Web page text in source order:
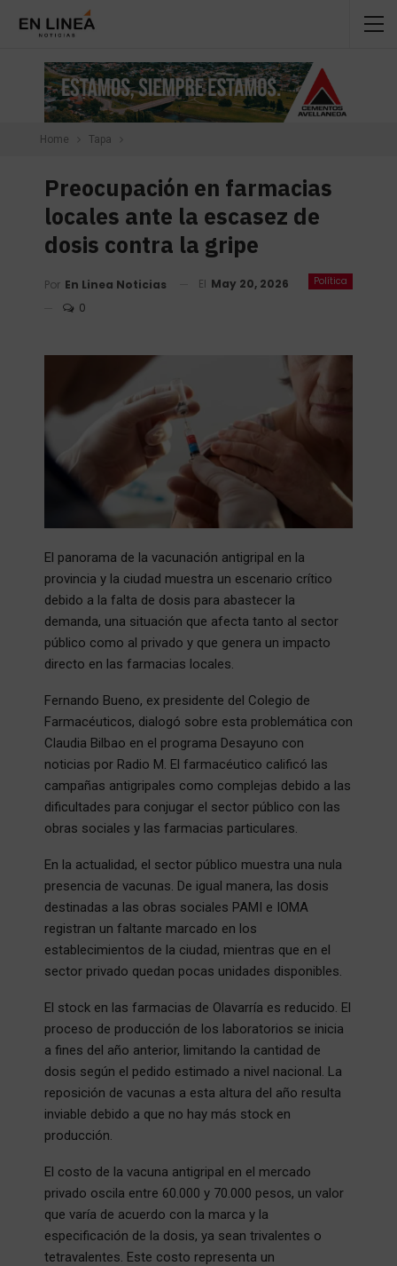
Home Tapa
Preocupación en farmacias
locales ante la escasez de
dosis contra la gripe
Política
Por En Linea Noticias El May 20, 2026
0
El panorama de la vacunación antigripal en la
provincia y la ciudad muestra un escenario crítico
debido a la falta de dosis para abastecer la
demanda, una situación que afecta tanto al sector
público como al privado y que genera un impacto
directo en las farmacias locales.
Fernando Bueno, ex presidente del Colegio de
Farmacéuticos, dialogó sobre esta problemática con
Claudia Bilbao en el programa Desayuno con
noticias por Radio M. El farmacéutico calificó las
campañas antigripales como complejas debido a las
dificultades para conjugar el sector público con las
obras sociales y las farmacias particulares.
En la actualidad, el sector público muestra una nula
presencia de vacunas. De igual manera, las dosis
destinadas a las obras sociales PAMI e IOMA
registran un faltante marcado en los
establecimientos de la ciudad, mientras que en el
sector privado quedan pocas unidades disponibles.
El stock en las farmacias de Olavarría es reducido. El
proceso de producción de los laboratorios se inicia
a fines del año anterior, limitando la cantidad de
dosis según el pedido estimado a nivel nacional. La
reposición de vacunas a esta altura del año resulta
inviable debido a que no hay más stock en
producción.
El costo de la vacuna antigripal en el mercado
privado oscila entre 60.000 y 70.000 pesos, un valor
que varía de acuerdo con la marca y la
especificación de la dosis, ya sean trivalentes o
tetravalentes. Este costo representa un